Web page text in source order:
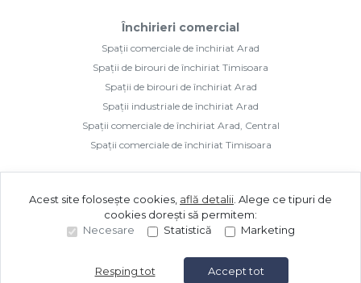
Închirieri comercial
Spații comerciale de închiriat Arad
Spații de birouri de închiriat Timisoara
Spații de birouri de închiriat Arad
Spații industriale de închiriat Arad
Spații comerciale de închiriat Arad, Central
Spații comerciale de închiriat Timisoara
©2026 Golden Imozone S.R.L.
Site creat în
Acest site folosește cookies, află detalii Alege ce tipuri de
cookies dorești să permitem:
Necesare
Statistică Marketing
Resping tot Accept tot